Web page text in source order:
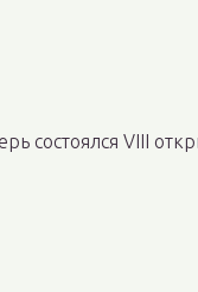
состоялся VIII